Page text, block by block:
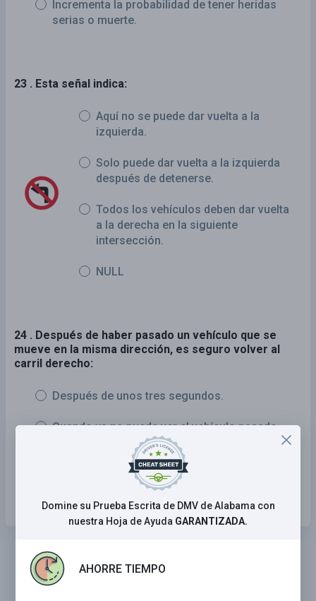
Incrementa la probabilidad de tener heridas
serias o muerte.
23 . Esta señal indica:
Aquí no se puede dar vuelta a la
izquierda.
Solo puede dar vuelta a la izquierda
después de detenerse.
Todos los vehículos deben dar vuelta
a la derecha en la siguiente
intersección.
NULL
24 . Después de haber pasado un vehículo que se
mueve en la misma dirección, es seguro volver al
carril derecho:
Después de unos tres segundos.
Cuando ya no puede ver el vehículo pasado
sobre su hombro derecho.
Cuando puede ver todo el frente del vehículo
que pasa en su espejo retrovisor.
Domine su Prueba Escrita de DMV de Alabama con
nuestra Hoja de Ayuda GARANTIZADA.
AHORRE TIEMPO